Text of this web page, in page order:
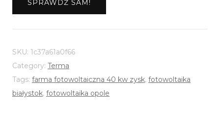
SPRAWDŹ SAM!
SKU: 1c37a61a0f66
Category: Terma
Tags: farma fotowoltaiczna 40 kw zysk, fotowoltaika
białystok, fotowoltaika opole